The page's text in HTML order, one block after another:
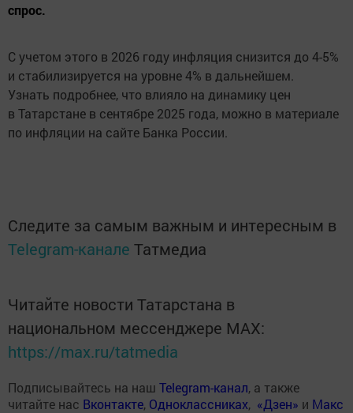
спрос.
С учетом этого в 2026 году инфляция снизится до 4-5%
и стабилизируется на уровне 4% в дальнейшем.
Узнать подробнее, что влияло на динамику цен
в Татарстане в сентябре 2025 года, можно в материале
по инфляции на сайте Банка России.
Следите за самым важным и интересным в
Telegram-канале Татмедиа
Читайте новости Татарстана в
национальном мессенджере MАХ:
https://max.ru/tatmedia
Подписывайтесь на наш Telegram-канал, а также
читайте нас Вконтакте, Одноклассниках, «Дзен» и Макс